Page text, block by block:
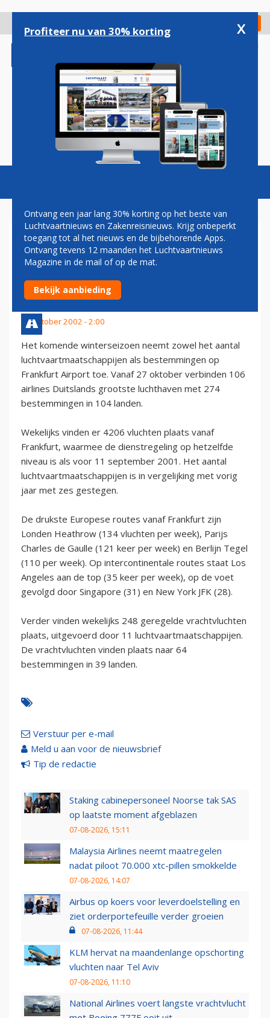
gaan
Check in
Magazine Podcasts Vacatures
DEZE WINTER MEER AIRLINES
EN BESTEMMINGEN VANAF
FRANKFURT AIRPORT
22 oktober 2002 - 2:00
Het komende winterseizoen neemt zowel het aantal
luchtvaartmaatschappijen als bestemmingen op
Frankfurt Airport toe. Vanaf 27 oktober verbinden 106
airlines Duitslands grootste luchthaven met 274
bestemmingen in 104 landen.
Wekelijks vinden er 4206 vluchten plaats vanaf
Frankfurt, waarmee de dienstregeling op hetzelfde
niveau is als voor 11 september 2001. Het aantal
luchtvaartmaatschappijen is in vergelijking met vorig
jaar met zes gestegen.
De drukste Europese routes vanaf Frankfurt zijn
Londen Heathrow (134 vluchten per week), Parijs
Charles de Gaulle (121 keer per week) en Berlijn Tegel
(110 per week). Op intercontinentale routes staat Los
Angeles aan de top (35 keer per week), op de voet
gevolgd door Singapore (31) en New York JFK (28).
Verder vinden wekelijks 248 geregelde vrachtvluchten
plaats, uitgevoerd door 11 luchtvaartmaatschappijen.
De vrachtvluchten vinden plaats naar 64
bestemmingen in 39 landen.
Verstuur per e-mail
Meld u aan voor de nieuwsbrief
Tip de redactie
Staking cabinepersoneel Noorse tak SAS
op laatste moment afgeblazen
07-08-2026, 15:11
Malaysia Airlines neemt maatregelen
nadat piloot 70.000 xtc-pillen smokkelde
07-08-2026, 14:07
Airbus op koers voor leverdoelstelling en
ziet orderportefeuille verder groeien
07-08-2026, 11:44
KLM hervat na maandenlange opschorting
vluchten naar Tel Aviv
07-08-2026, 11:10
National Airlines voert langste vrachtvlucht
Profiteer nu van 30% korting x
Ontvang een jaar lang 30% korting op het beste van
Luchtvaartnieuws en Zakenreisnieuws. Krijg onbeperkt
toegang tot al het nieuws en de bijbehorende Apps.
Ontvang tevens 12 maanden het Luchtvaartnieuws
Magazine in de mail of op de mat.
Bekijk aanbieding